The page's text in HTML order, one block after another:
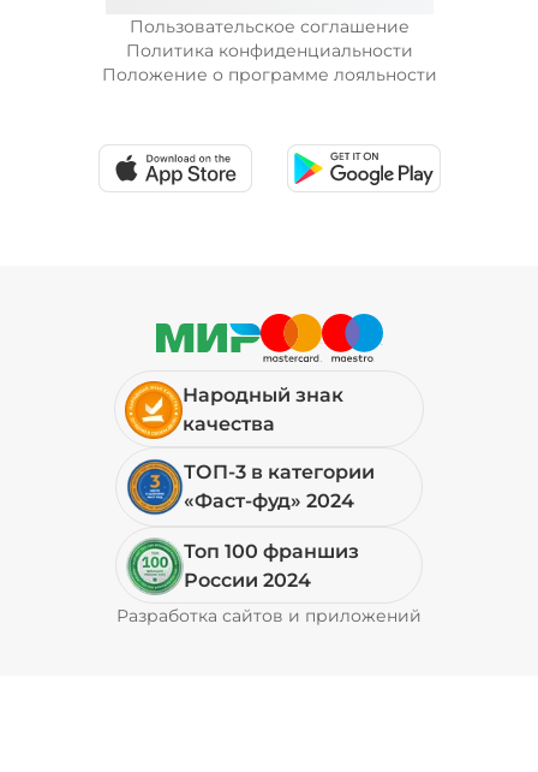
Пользовательское соглашение
Политика конфиденциальности
Положение о программе лояльности
Народный знак
качества
ТОП-3 в категории
«Фаст-фуд» 2024
Топ 100 франшиз
России 2024
Разработка сайтов и приложений
Pyrobyte